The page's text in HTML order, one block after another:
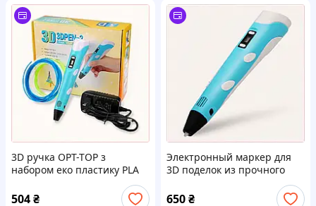
3D ручка OPT-TOP з
набором еко пластику PLA
(1756374510), 8B5K80141X
504₴
Электронный маркер для
3D поделок из прочного
650₴